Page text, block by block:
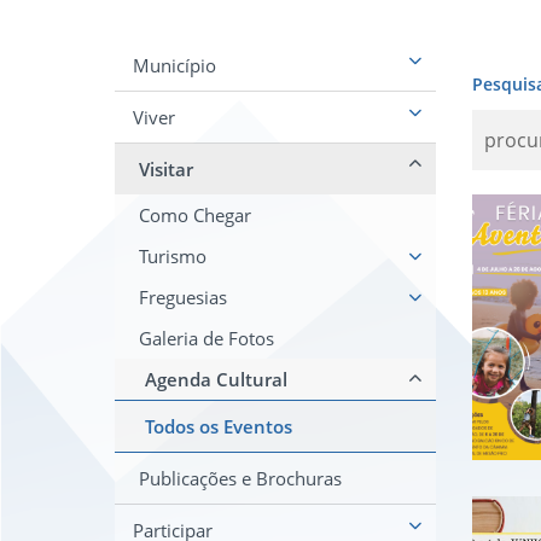
Município
Viver
Visitar
Como Chegar
Turismo
Freguesias
Galeria de Fotos
Agenda Cultural
Todos os Eventos
Publicações e Brochuras
Participar